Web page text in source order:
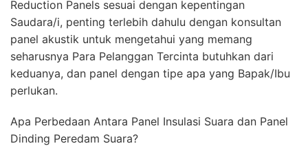
Reduction Panels sesuai dengan kepentingan
Saudara/i, penting terlebih dahulu dengan konsultan
panel akustik untuk mengetahui yang memang
seharusnya Para Pelanggan Tercinta butuhkan dari
keduanya, dan panel dengan tipe apa yang Bapak/Ibu
perlukan.
Apa Perbedaan Antara Panel Insulasi Suara dan Panel
Dinding Peredam Suara?